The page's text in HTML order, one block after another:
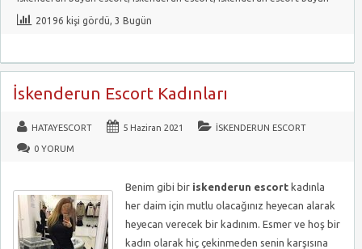
20196 kişi gördü, 3 Bugün
İskenderun Escort Kadınları
HATAYESCORT 5 Haziran 2021 İSKENDERUN ESCORT
0 YORUM
Benim gibi bir iskenderun escort kadınla
her daim için mutlu olacağınız heyecan alarak
heyecan verecek bir kadınım. Esmer ve hoş bir
kadın olarak hiç çekinmeden senin karşısına